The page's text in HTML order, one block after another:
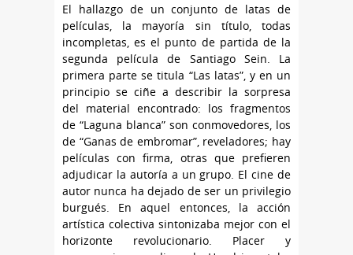
El hallazgo de un conjunto de latas de
películas, la mayoría sin título, todas
incompletas, es el punto de partida de la
segunda película de Santiago Sein. La
primera parte se titula “Las latas”, y en un
principio se ciñe a describir la sorpresa
del material encontrado: los fragmentos
de “Laguna blanca” son conmovedores, los
de “Ganas de embromar”, reveladores; hay
películas con firma, otras que prefieren
adjudicar la autoría a un grupo. El cine de
autor nunca ha dejado de ser un privilegio
burgués. En aquel entonces, la acción
artística colectiva sintonizaba mejor con el
horizonte revolucionario. Placer y